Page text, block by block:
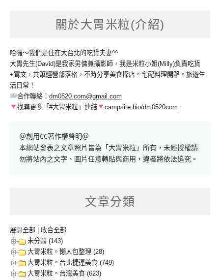
關於大胃米粒(介紹)
哈囉～我們是住在大台北的吃貨夫妻^^
大胃先生(David)是我家男傭兼攝影師，我是米粒小姐(Milly)負責吃貨
+寫文，共筆經營部落格，不時分享美食探店。宅配料理開箱。旅遊生
活日常！
合作聯絡： dm0520.com@gmail.com
找尋更多「#大胃米粒」連結
campsite.bio/dm0520com
＠創用CC著作權聲明＠
本網站發表之文章照片皆為「大胃米粒」所有，未經授權請
勿將站內之文字、圖片任意轉貼與商用，違者將依法追究。
文章分類
展開全部
收合全部
未分類 (143)
大胃米粒。懶人包整理 (28)
大胃米粒。台北捷運美食 (749)
大胃米粒。台灣美食 (623)